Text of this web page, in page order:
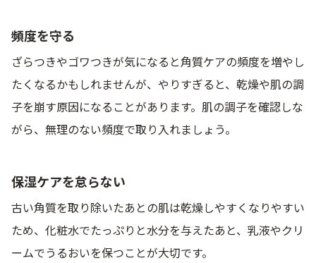
頻度を守る
ざらつきやゴワつきが気になると角質ケアの頻度を増やし
たくなるかもしれませんが、やりすぎると、乾燥や肌の調
子を崩す原因になることがあります。肌の調子を確認しな
がら、無理のない頻度で取り入れましょう。
保湿ケアを怠らない
古い角質を取り除いたあとの肌は乾燥しやすくなりやすい
ため、化粧水でたっぷりと水分を与えたあと、乳液やクリ
ームでうるおいを保つことが大切です。